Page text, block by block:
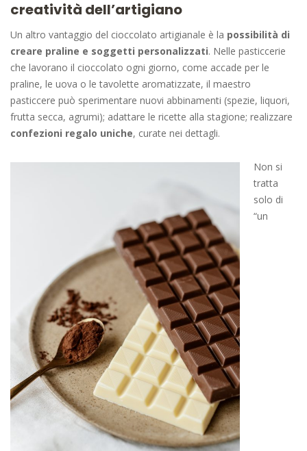
creatività dell’artigiano
Un altro vantaggio del cioccolato artigianale è la possibilità di
creare praline e soggetti personalizzati. Nelle pasticcerie
che lavorano il cioccolato ogni giorno, come accade per le
praline, le uova o le tavolette aromatizzate, il maestro
pasticcere può sperimentare nuovi abbinamenti (spezie, liquori,
frutta secca, agrumi); adattare le ricette alla stagione; realizzare
confezioni regalo uniche, curate nei dettagli.
Non si
tratta
solo di
“un